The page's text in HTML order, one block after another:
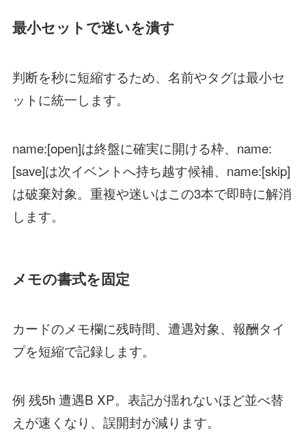
最小セットで迷いを潰す
判断を秒に短縮するため、名前やタグは最小セ
ットに統一します。
name:[open]は終盤に確実に開ける枠、name:
[save]は次イベントへ持ち越す候補、name:[skip]
は破棄対象。重複や迷いはこの3本で即時に解消
します。
メモの書式を固定
カードのメモ欄に残時間、遭遇対象、報酬タイ
プを短縮で記録します。
例 残5h 遭遇B XP。表記が揺れないほど並べ替
えが速くなり、誤開封が減ります。